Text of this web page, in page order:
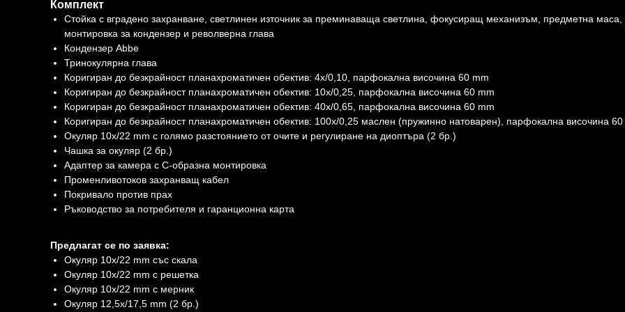
Комплект
Стойка с вградено захранване, светлинен източник за преминаваща светлина, фокусиращ механизъм, предметна маса,
монтировка за кондензер и револверна глава
Кондензер Abbe
Тринокулярна глава
Коригиран до безкрайност планахроматичен обектив: 4x/0,10, парфокална височина 60 mm
Коригиран до безкрайност планахроматичен обектив: 10x/0,25, парфокална височина 60 mm
Коригиран до безкрайност планахроматичен обектив: 40x/0,65, парфокална височина 60 mm
Коригиран до безкрайност планахроматичен обектив: 100x/0,25 маслен (пружинно натоварен), парфокална височина
Окуляр 10x/22 mm с голямо разстоянието от очите и регулиране на диоптъра (2 бр.)
Чашка за окуляр (2 бр.)
Адаптер за камера с С-образна монтировка
Променливотоков захранващ кабел
Покривало против прах
Ръководство за потребителя и гаранционна карта
Предлагат се по заявка:
Окуляр 10x/22 mm със скала
Окуляр 10x/22 mm с решетка
Окуляр 10x/22 mm с мерник
Окуляр 12,5x/17,5 mm (2 бр.)